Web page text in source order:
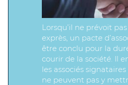
Lorsqu’il ne prévoit
exprès, un pacte
être conclu pour la
courir de la société. Il
les associés
ne peuvent pas y